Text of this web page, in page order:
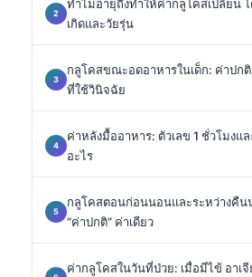
ทำไมอายุถึงทำให้ค่ากลูโคสเปลี่ยน
เกิดและวัยรุ่น
กลูโคสขณะอดอาหารในเด็ก: ค่าปก
ที่ใช้วินิจฉัย
ค่าหลังมื้ออาหาร: ตัวเลข 1 ชั่วโมงแ
อะไร
กลูโคสตอนก่อนนอนและระหว่างคืน
“ค่าปกติ” ค่าเดียว
ค่ากลูโคสในวันที่ป่วย: เมื่อมีไข้ อาเ